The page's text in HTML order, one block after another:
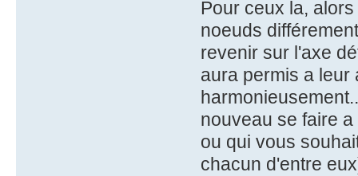
Pour ceux la,
noeuds
revenir sur l'axe
aura permis a leur
nouveau se faire
ou qui vous
chacun d'entre